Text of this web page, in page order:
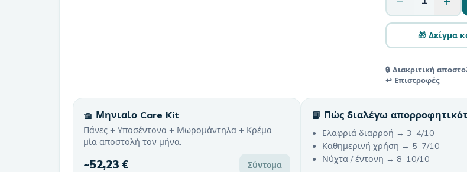
🎁 Δείγμα
🔒 Διακριτική
↩️ Επιστροφές
🧺 Μηνιαίο Care Kit
Πάνες + Υποσέντονα + Μωρομάντηλα + Κρέμα —
μία αποστολή τον μήνα.
~52,23 € Σύντομα
📘 Πώς διαλέγω
Ελαφριά διαρροή → 3–4/10
Καθημερινή χρήση → 5–7/10
Νύχτα / έντονη → 8–10/10